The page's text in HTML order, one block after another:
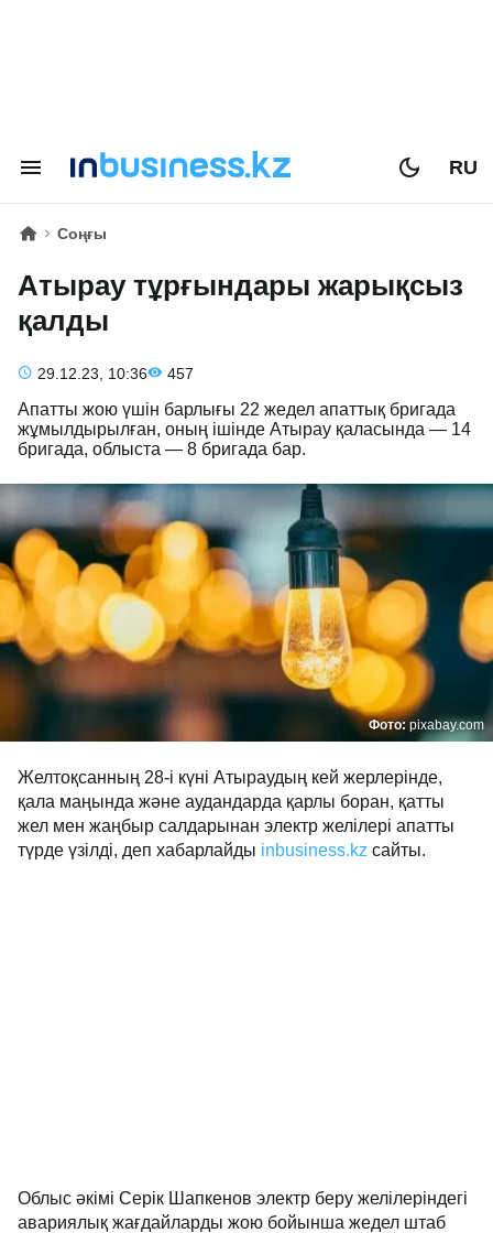
RU
Соңғы
Атырау тұрғындары жарықсыз
қалды
29.12.23, 10:36 457
Апатты жою үшін барлығы 22 жедел апаттық бригада
жұмылдырылған, оның ішінде Атырау қаласында — 14
бригада, облыста — 8 бригада бар.
Фото:pixabay.com
Желтоқсанның 28-і күні Атыраудың кей жерлерінде,
қала маңында және аудандарда қарлы боран, қатты
жел мен жаңбыр салдарынан электр желілері апатты
түрде үзілді, деп хабарлайды inbusiness.kz сайты.
Облыс әкімі Серік Шапкенов электр беру желілеріндегі
авариялық жағдайларды жою бойынша жедел штаб